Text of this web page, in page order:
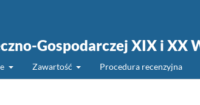
Gospodarczej XIX i XX
Zawartość Procedura recenzyjna